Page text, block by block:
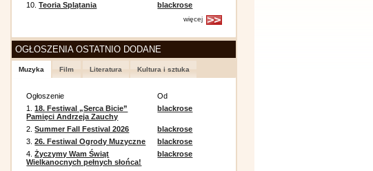
10.Teoria Splątania blackrose
więcej
OGŁOSZENIA OSTATNIO DODANE
Muzyka Film Literatura Kultura i sztuka
Ogłoszenie
Od
1.18. Festiwal „Serca Bicie”
Pamięci Andrzeja Zauchy
blackrose
2.Summer Fall Festival 2026
blackrose
3.26. Festiwal Ogrody Muzyczne
blackrose
4.Życzymy Wam Świąt
Wielkanocnych pełnych słońca!
blackrose